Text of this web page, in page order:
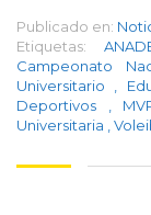
Publicado en:
Etiquetas:
Campeonato
Universitario
Deportivos
Universitaria